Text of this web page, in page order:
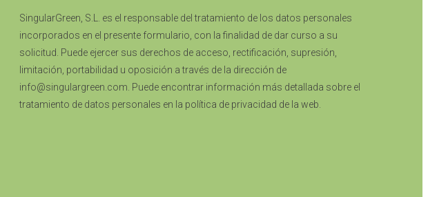
SingularGreen, S.L. es el responsable del tratamiento de los datos personales
incorporados en el presente formulario, con la finalidad de dar curso a su
solicitud. Puede ejercer sus derechos de acceso, rectificación, supresión,
limitación, portabilidad u oposición a través de la dirección de
info@singulargreen.com. Puede encontrar información más detallada sobre el
tratamiento de datos personales en la política de privacidad de la web.